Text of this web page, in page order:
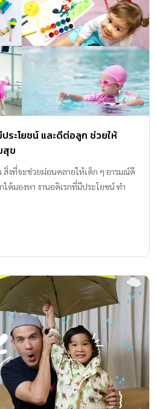
ระโยชน์ และดีต่อลูก ช่วยให้
สุข
สิ่งที่จะช่วยผ่อนคลายให้เด็ก ๆ อารมณ์ดี
ด้มองหา งานอดิเรกที่มีประโยชน์ ทำ